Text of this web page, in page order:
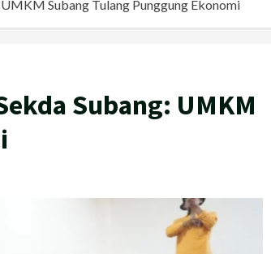
Subang Tulang Punggung Ekonomi
Subang: UMKM